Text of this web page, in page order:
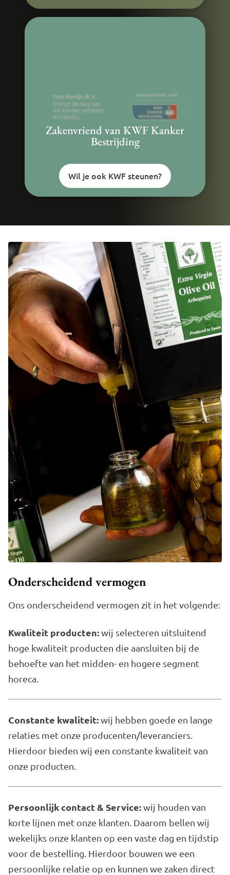
Zakenvriend van KWF Kanker
Bestrijding
Wil je ook KWF steunen?
Onderscheidend vermogen
Ons onderscheidend vermogen zit in het volgende:
Kwaliteit producten:wij selecteren uitsluitend
hoge kwaliteit producten die aansluiten bij de
behoefte van het midden- en hogere segment
horeca.
Constante kwaliteit:wij hebben goede en lange
relaties met onze producenten/leveranciers.
Hierdoor bieden wij een constante kwaliteit van
onze producten.
Persoonlijk contact & Service:wij houden van
korte lijnen met onze klanten. Daarom bellen wij
wekelijks onze klanten op een vaste dag en tijdstip
voor de bestelling. Hierdoor bouwen we een
persoonlijke relatie op en kunnen we zaken direct